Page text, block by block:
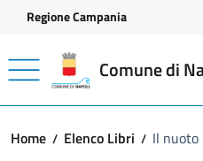
Vai ai contenuti
Vai al footer
Regione Campania
Comune di
Home Elenco Libri Il nuoto